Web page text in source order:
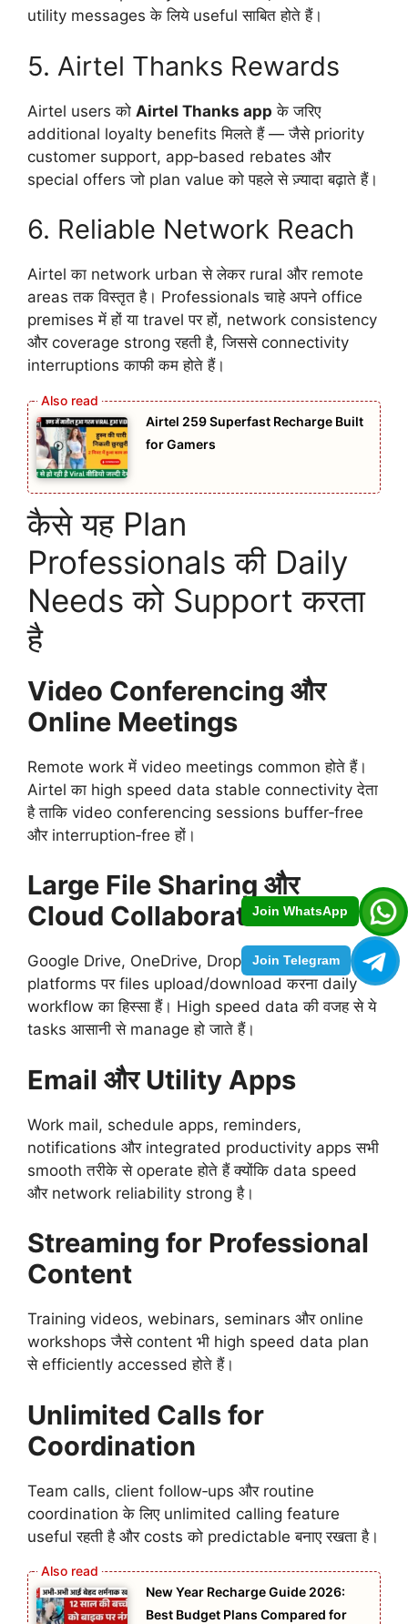
Join WhatsApp
Join Telegram
utility messages के लिये useful साबित होते हैं।
5. Airtel Thanks Rewards
Airtel users को Airtel Thanks app के जरिए
additional loyalty benefits मिलते हैं — जैसे priority
customer support, app‑based rebates और
special offers जो plan value को पहले से ज़्यादा बढ़ाते हैं।
6. Reliable Network Reach
Airtel का network urban से लेकर rural और remote
areas तक विस्तृत है। Professionals चाहे अपने office
premises में हों या travel पर हों, network consistency
और coverage strong रहती है, जिससे connectivity
interruptions काफी कम होते हैं।
Airtel 259 Superfast Recharge Built
for Gamers
कैसे यह Plan
Professionals की Daily
Needs को Support करता
है
Video Conferencing और
Online Meetings
Remote work में video meetings common होते हैं।
Airtel का high speed data stable connectivity देता
है ताकि video conferencing sessions buffer‑free
और interruption‑free हों।
Large File Sharing और
Cloud Collaboration
Google Drive, OneDrive, Dropbox जैसी cloud
platforms पर files upload/download करना daily
workflow का हिस्सा हैं। High speed data की वजह से ये
tasks आसानी से manage हो जाते हैं।
Email और Utility Apps
Work mail, schedule apps, reminders,
notifications और integrated productivity apps सभी
smooth तरीके से operate होते हैं क्योंकि data speed
और network reliability strong है।
Streaming for Professional
Content
Training videos, webinars, seminars और online
workshops जैसे content भी high speed data plan
से efficiently accessed होते हैं।
Unlimited Calls for
Coordination
Team calls, client follow‑ups और routine
coordination के लिए unlimited calling feature
useful रहती है और costs को predictable बनाए रखता है।
New Year Recharge Guide 2026:
Best Budget Plans Compared for